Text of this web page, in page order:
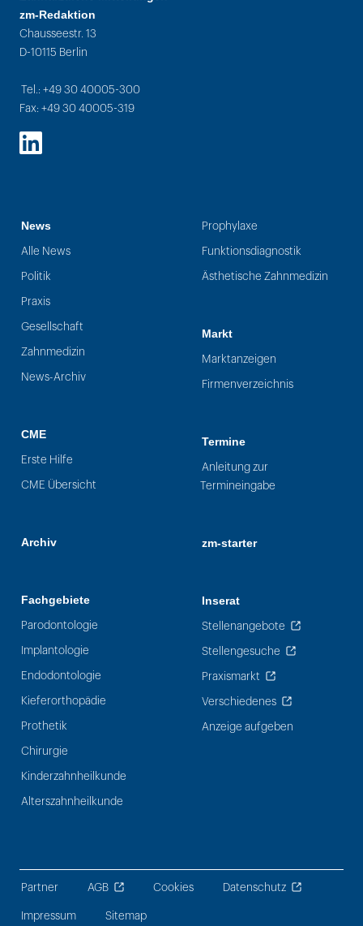
zm-Redaktion
Chausseestr. 13
D-10115 Berlin
Tel.: +49 30 40005-300
Fax: +49 30 40005-319
LinkedIn
News
Alle News
Politik
Praxis
Gesellschaft
Zahnmedizin
News-Archiv
CME
Erste Hilfe
CME Übersicht
Archiv
Fachgebiete
Parodontologie
Implantologie
Endodontologie
Kieferorthopädie
Prothetik
Chirurgie
Kinderzahnheilkunde
Alterszahnheilkunde
Prophylaxe
Funktionsdiagnostik
Ästhetische Zahnmedizin
Markt
Marktanzeigen
Firmenverzeichnis
Termine
Anleitung zur
Termineingabe
zm-starter
Inserat
Stellenangebote
Stellengesuche
Praxismarkt
Verschiedenes
Anzeige aufgeben
Partner AGB Cookies Datenschutz
Impressum Sitemap